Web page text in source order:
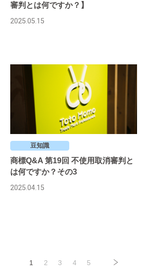
審判とは何ですか？】
2025.05.15
豆知識
商標Q&A 第19回 不使用取消審判と
は何ですか？その3
2025.04.15
1 2 3 4 5